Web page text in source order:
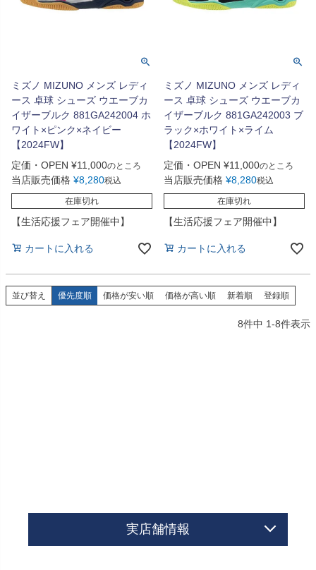
ミズノ MIZUNO メンズ レディ
ース 卓球 シューズ ウエーブカ
イザーブルク 881GA242004 ホ
ワイト×ピンク×ネイビー
【2024FW】
定価・OPEN ¥11,000のところ
当店販売価格 ¥8,280税込
在庫切れ
【生活応援フェア開催中】
カートに入れる
ミズノ MIZUNO メンズ レディ
ース 卓球 シューズ ウエーブカ
イザーブルク 881GA242003 ブ
ラック×ホワイト×ライム
【2024FW】
定価・OPEN ¥11,000のところ
当店販売価格 ¥8,280税込
在庫切れ
【生活応援フェア開催中】
カートに入れる
並び替え 優先度順 価格が安い順 価格が高い順 新着順 登録順
8件中 1-8件表示
実店舗情報